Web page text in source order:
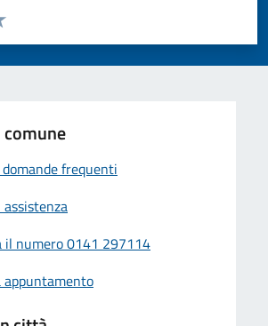
pagina
5 stelle su 5
4 stelle su 5
su 5
su 5
frequenti
assistenza
il numero 0141 297114
appuntamento